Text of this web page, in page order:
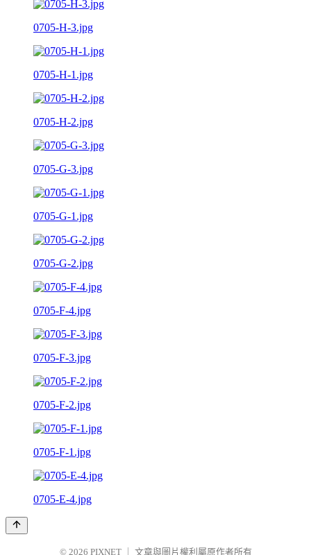
0705-H-3.jpg
0705-H-1.jpg
0705-H-2.jpg
0705-G-3.jpg
0705-G-1.jpg
0705-G-2.jpg
0705-F-4.jpg
0705-F-3.jpg
0705-F-2.jpg
0705-F-1.jpg
0705-E-4.jpg
© 2026 PIXNET 文章與圖片權利屬原作者所有